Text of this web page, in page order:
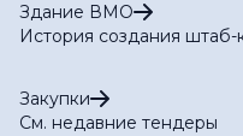
Здание ВМО
История создания
Закупки
См. недавние тендеры